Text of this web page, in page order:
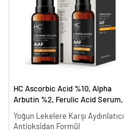
HC Ascorbic Acid %10, Alpha
Arbutin %2, Ferulic Acid Serum,
ml.
Yoğun Lekelere Karşı Aydınlatıcı
Antioksidan Formül